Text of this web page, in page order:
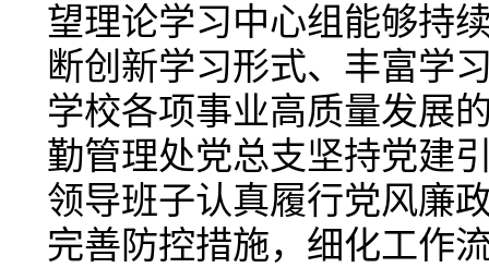
望理论学习中心组能够持
断创新学习形式、丰富学
学校各项事业高质量发展
勤管理处党总支坚持党建
领导班子认真履行党风廉
完善防控措施，细化工作